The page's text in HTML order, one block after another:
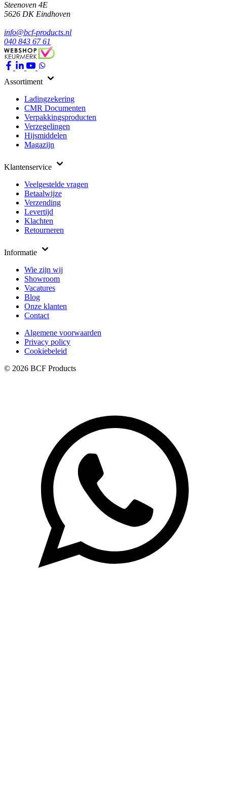
Steenoven 4E
5626 DK Eindhoven
info@bcf-products.nl
040 843 67 61
Assortiment
Ladingzekering
CMR Documenten
Verpakkingsproducten
Verzegelingen
Hijsmiddelen
Magazijn
Klantenservice
Veelgestelde vragen
Betaalwijze
Verzending
Levertijd
Klachten
Retourneren
Informatie
Wie zijn wij
Showroom
Vacatures
Blog
Onze klanten
Contact
Algemene voorwaarden
Privacy policy
Cookiebeleid
© 2026 BCF Products